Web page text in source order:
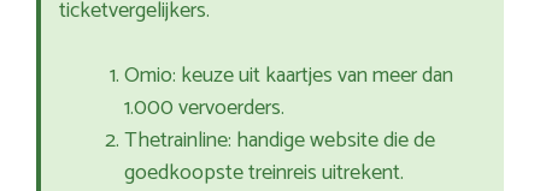
ticketvergelijkers.
Omio: keuze uit kaartjes van meer dan
1.000 vervoerders.
Thetrainline: handige website die de
goedkoopste treinreis uitrekent.